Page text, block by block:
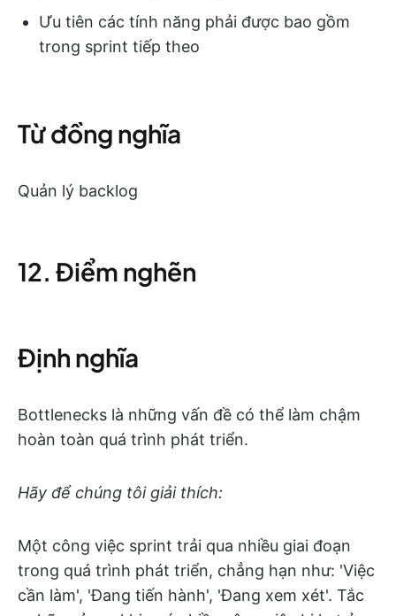
Ưu tiên các tính năng phải được bao gồm
trong sprint tiếp theo
Từ đồng nghĩa
Quản lý backlog
12. Điểm nghẽn
Định nghĩa
Bottlenecks là những vấn đề có thể làm chậm
hoàn toàn quá trình phát triển.
Hãy để chúng tôi giải thích:
Một công việc sprint trải qua nhiều giai đoạn
trong quá trình phát triển, chẳng hạn như: 'Việc
cần làm', 'Đang tiến hành', 'Đang xem xét'. Tắc